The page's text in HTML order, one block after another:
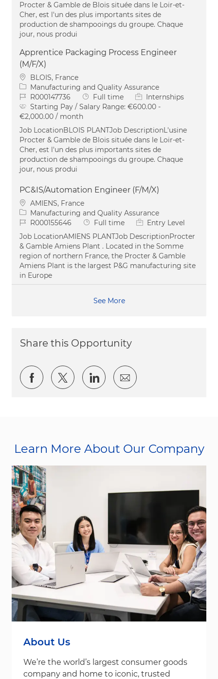
Procter & Gamble de Blois située dans le Loir-et-
Cher, est l'un des plus importants sites de
production de shampooings du groupe. Chaque
jour, nous produi
Apprentice Packaging Process Engineer
(M/F/X)
Location
BLOIS, France
Category
Manufacturing and Quality Assurance
Job IdR000147736 Job Type
Full time
Internships
Starting Pay / Salary Range: €600.00 -
€2,000.00 / month
Job LocationBLOIS PLANTJob DescriptionL'usine
Procter & Gamble de Blois située dans le Loir-et-
Cher, est l'un des plus importants sites de
production de shampooings du groupe. Chaque
jour, nous produi
PC&IS/Automation Engineer (F/M/X)
Location
AMIENS, France
Category
Manufacturing and Quality Assurance
Job IdR000155646 Job Type
Full time
Entry Level
Job LocationAMIENS PLANTJob DescriptionProcter
& Gamble Amiens Plant . Located in the Somme
region of northern France, the Procter & Gamble
Amiens Plant is the largest P&G manufacturing site
in Europe
See More
Share this Opportunity
Share via Facebook
Share via twitter
Share via LinkedIn
Share via email
Learn More About Our Company
About Us
We’re the world’s largest consumer goods
company and home to iconic, trusted